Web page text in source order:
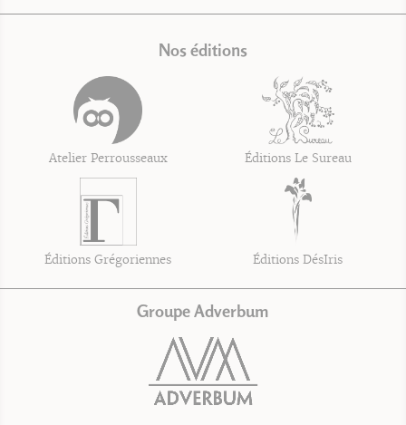
Nos éditions
Atelier Perrousseaux Éditions Le Sureau
Éditions Grégoriennes Éditions DésIris
Groupe Adverbum